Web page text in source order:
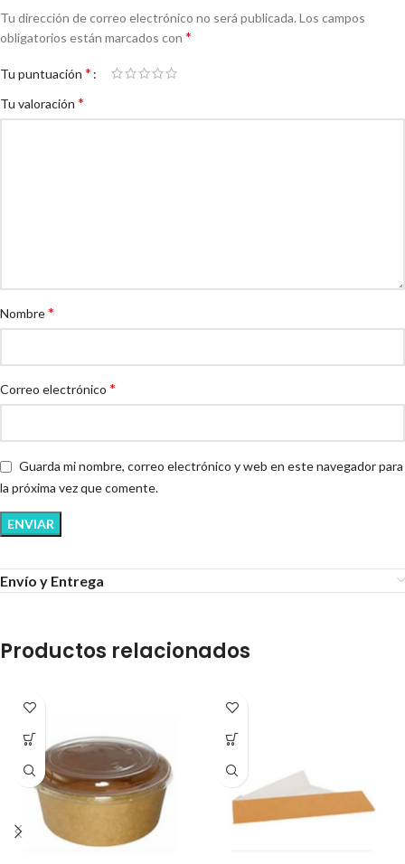
Tu dirección de correo electrónico no será publicada. Los campos
obligatorios están marcados con *
Tu puntuación *
Tu valoración *
Nombre*
Correo electrónico *
Guarda mi nombre, correo electrónico y web en este navegador para
la próxima vez que comente.
Envío y Entrega
Productos relacionados